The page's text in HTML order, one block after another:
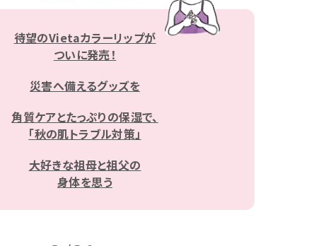
待望のVietaカラーリップが
ついに発売！
災害へ備えるグッズを
角質ケアとたっぷりの保湿で、
「秋の肌トラブル対策」
大好きな祖母と祖父の
身体を思う